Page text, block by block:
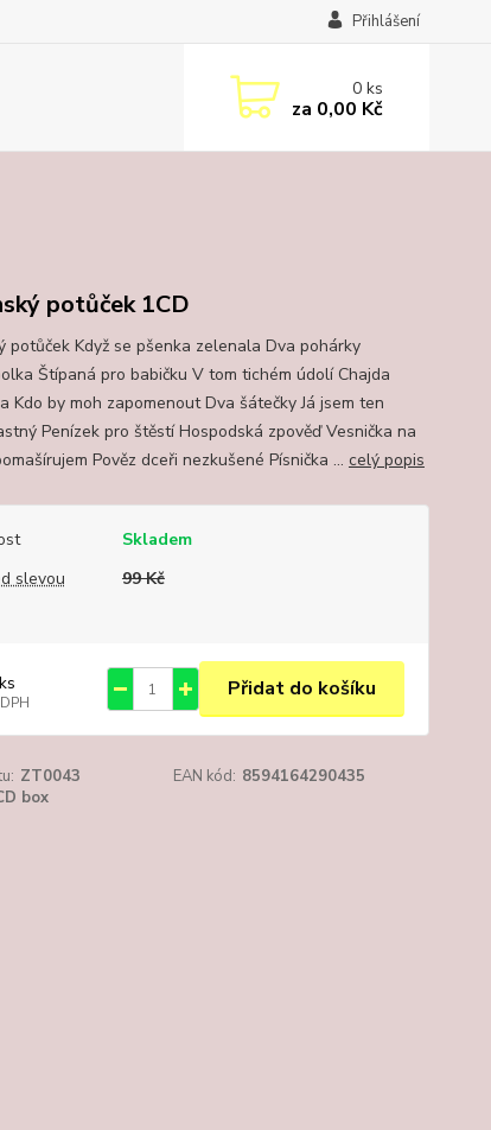
Přihlášení
0ks
za 0,00 Kč
potůček 1CD
potůček Když se pšenka zelenala Dva pohárky
Štípaná pro babičku V tom tichém údolí Chajda
Kdo by moh zapomenout Dva šátečky Já jsem ten
Penízek pro štěstí Hospodská zpověď Vesnička na
Pověz dceři nezkušené Písnička ... celý popis
Skladem
slevou
99 Kč
Přidat do košíku
ZT0043 EAN kód: 8594164290435
box